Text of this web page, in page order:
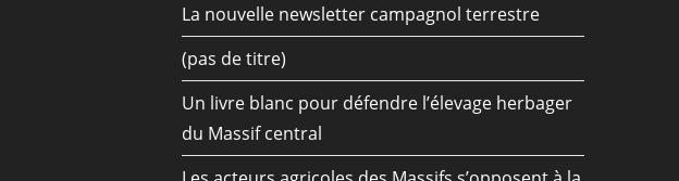
La nouvelle newsletter campagnol terrestre
(pas de titre)
Un livre blanc pour défendre l’élevage herbager
du Massif central